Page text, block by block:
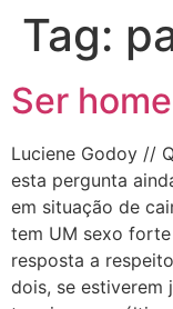
Tag:
Ser
Luciene Godoy //
esta pergunta
em situação de
tem UM sexo
resposta a
dois, se estiverem